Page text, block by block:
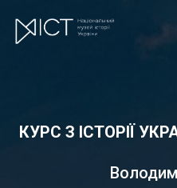
КУРС З ІСТОРІЇ